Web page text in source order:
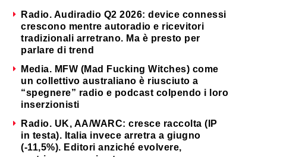
Radio. Audiradio Q2 2026: device connessi
crescono mentre autoradio e ricevitori
tradizionali arretrano. Ma è presto per
parlare di trend
Media. MFW (Mad Fucking Witches) come
un collettivo australiano è riusciuto a
“spegnere” radio e podcast colpendo i loro
inserzionisti
Radio. UK, AA/WARC: cresce raccolta (IP
in testa). Italia invece arretra a giugno
(-11,5%). Editori anziché evolvere,